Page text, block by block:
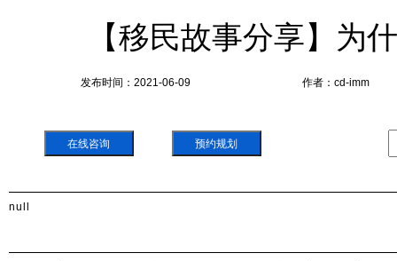
【移民故事分享】为
发布时间：2021-06-09 作者：cd-imm
在线咨询 预约规划
null